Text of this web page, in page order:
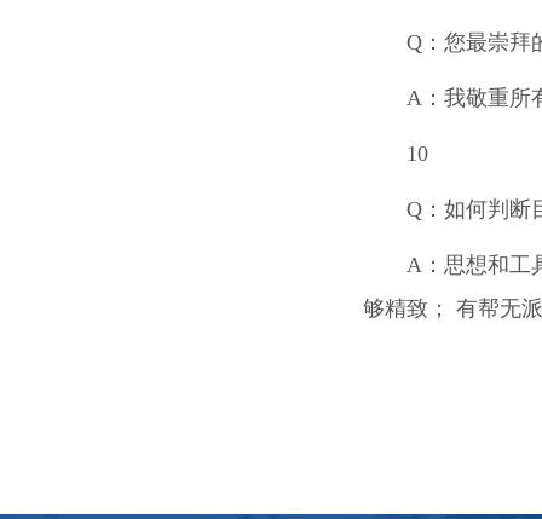
Q ：您最崇
A ：我敬重
10
Q ：如何判
A ：思想和
够精致； 有帮无